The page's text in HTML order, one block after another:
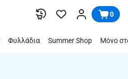
0
Φυλλάδια Summer Shop Μόνο